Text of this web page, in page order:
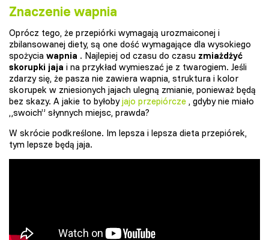
Znaczenie wapnia
Oprócz tego, że przepiórki wymagają urozmaiconej i
zbilansowanej diety, są one dość wymagające dla wysokiego
spożycia wapnia . Najlepiej od czasu do czasu zmiażdżyć
skorupki jaja i na przykład wymieszać je z twarogiem. Jeśli
zdarzy się, że pasza nie zawiera wapnia, struktura i kolor
skorupek w zniesionych jajach ulegną zmianie, ponieważ będą
bez skazy. A jakie to byłobyjajo przepiórcze , gdyby nie miało
„swoich” słynnych miejsc, prawda?
W skrócie podkreślone. Im lepsza i lepsza dieta przepiórek,
tym lepsze będą jaja.